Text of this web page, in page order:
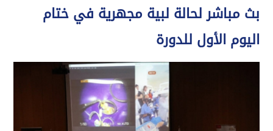
بث مباشر لحالة لبية مجهرية في ختام
اليوم الأول للدورة